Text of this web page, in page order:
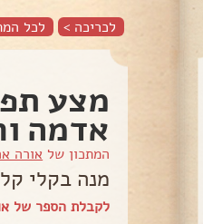
לכריכה > לכל
מצע
אדמה
המתכון של אורה
מנה בקלי
לקבלת הספר של